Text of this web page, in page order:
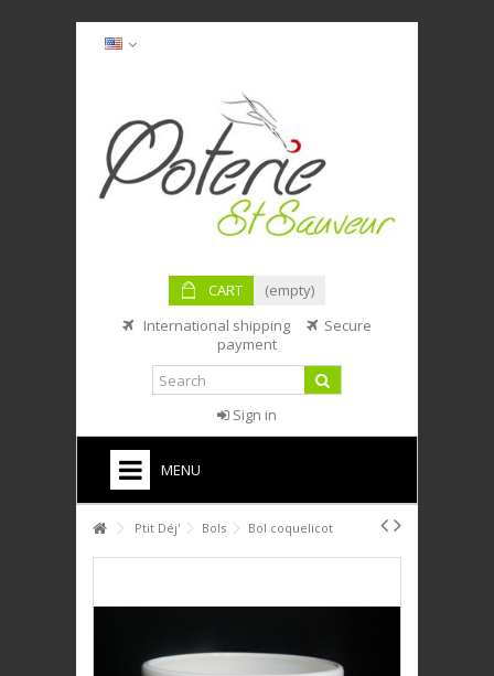
CART
(empty)
International shipping
Secure
payment
Sign in
MENU
HOME
+
+
+
+
SERVICE DE TABLE
Ptit Déj' Bols Bol coquelicot